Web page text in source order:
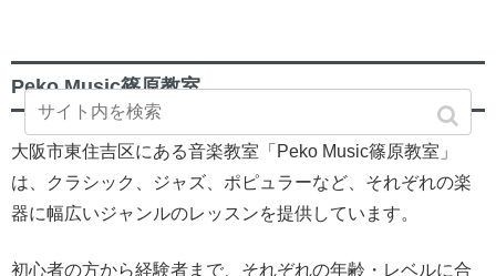
Peko Music篠原教室
大阪市東住吉区にある音楽教室「Peko Music篠原教室」
は、クラシック、ジャズ、ポピュラーなど、それぞれの楽
器に幅広いジャンルのレッスンを提供しています。
初心者の方から経験者まで、それぞれの年齢・レベルに合